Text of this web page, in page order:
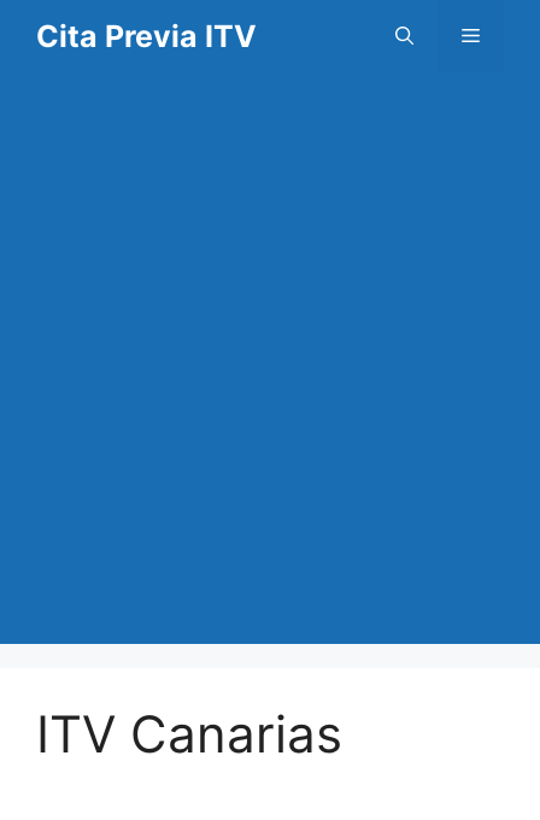
Cita Previa ITV Menú
ITV Canarias